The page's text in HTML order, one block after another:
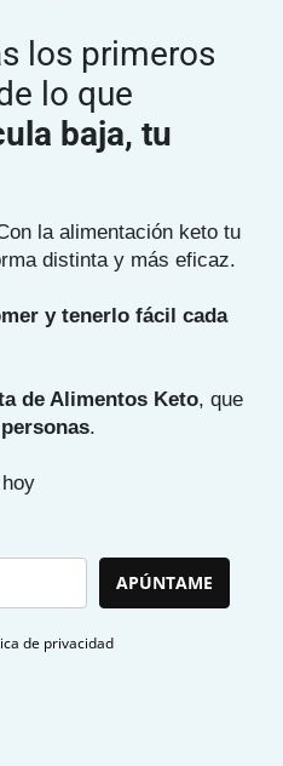
los primeros
lo que
baja, tu
la alimentación keto tu
distinta y más eficaz.
y tenerlo fácil cada
de Alimentos Keto, que
.
APÚNTAME
de privacidad